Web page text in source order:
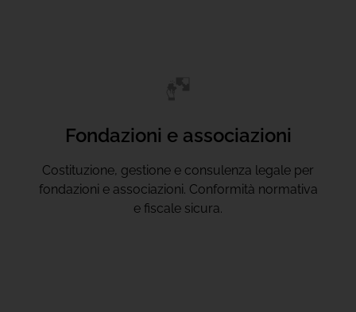
Fondazioni e associazioni
Costituzione, gestione e consulenza legale per
fondazioni e associazioni. Conformità normativa
e fiscale sicura.